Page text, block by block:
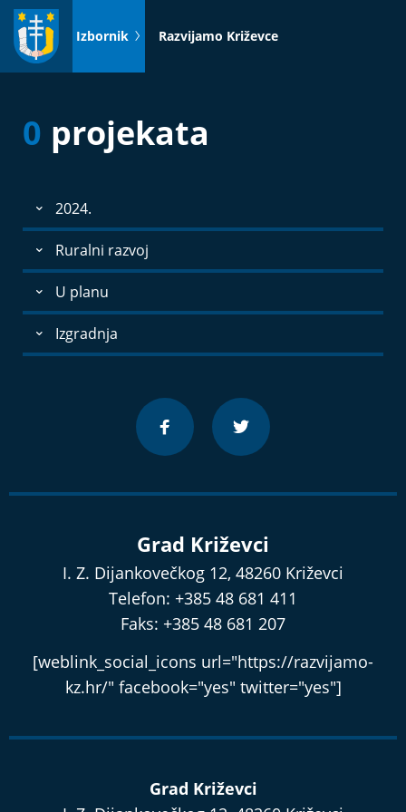
Idi
sadržaj
Izbornik Razvijamo Križevce
0 projekata
2024.
Ruralni razvoj
U planu
Izgradnja
Grad Križevci
I. Z. Dijankovečkog 12, 48260 Križevci
Telefon: +385 48 681 411
Faks: +385 48 681 207
[weblink_social_icons url="https://razvijamo-
kz.hr/" facebook="yes" twitter="yes"]
Grad Križevci